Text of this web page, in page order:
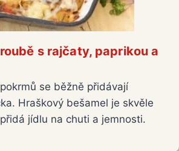
s rajčaty, paprikou a
se běžně přidávají
Hraškový bešamel je skvěle
jídlu na chuti a jemnosti.